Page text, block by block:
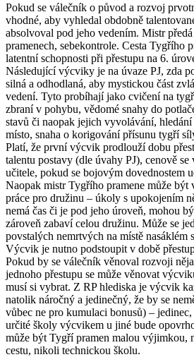
Pokud se válečník o původ a rozvoj
vhodné, aby vyhledal obdobně
absolvoval pod jeho vedením. Mistr
pramenech, sebekontrole. Cesta Tygřího
latentní schopnosti při přestupu na 6.
Následující výcviky je na úvaze PJ, zda
silná a odhodlaná, aby mystickou část
vedení. Tyto probíhají jako cvičení na
zbraní v pohybu, vědomé snahy do
stavů či naopak jejich vyvolávání,
místo, snaha o korigování přísunu tygří
Platí, že první výcvik prodlouží dobu
talentu postavy (dle úvahy PJ), cenově
učitele, pokud se bojovým dovednostem
Naopak mistr Tygřího pramene může
práce pro družinu – úkoly s upokojením
nemá čas či je pod jeho úroveň, mohou
zároveň zabaví celou družinu. Může se
povstalých nemrtvých na místě nasáklém
Výcvik je nutno podstoupit v době
Pokud by se válečník věnoval rozvoji
jednoho přestupu se může věnovat
musí si vybrat. Z RP hlediska je výcvik
natolik náročný a jedinečný, že by se
vůbec ne pro kumulaci bonusů) –
určité školy výcvikem u jiné bude
může být Tygří pramen malou výjimkou,
cestu, nikoli technickou školu.